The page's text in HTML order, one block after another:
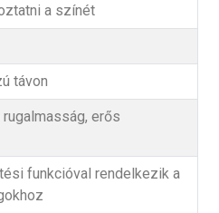
a színét
távon
erős
funkcióval rendelkezik a